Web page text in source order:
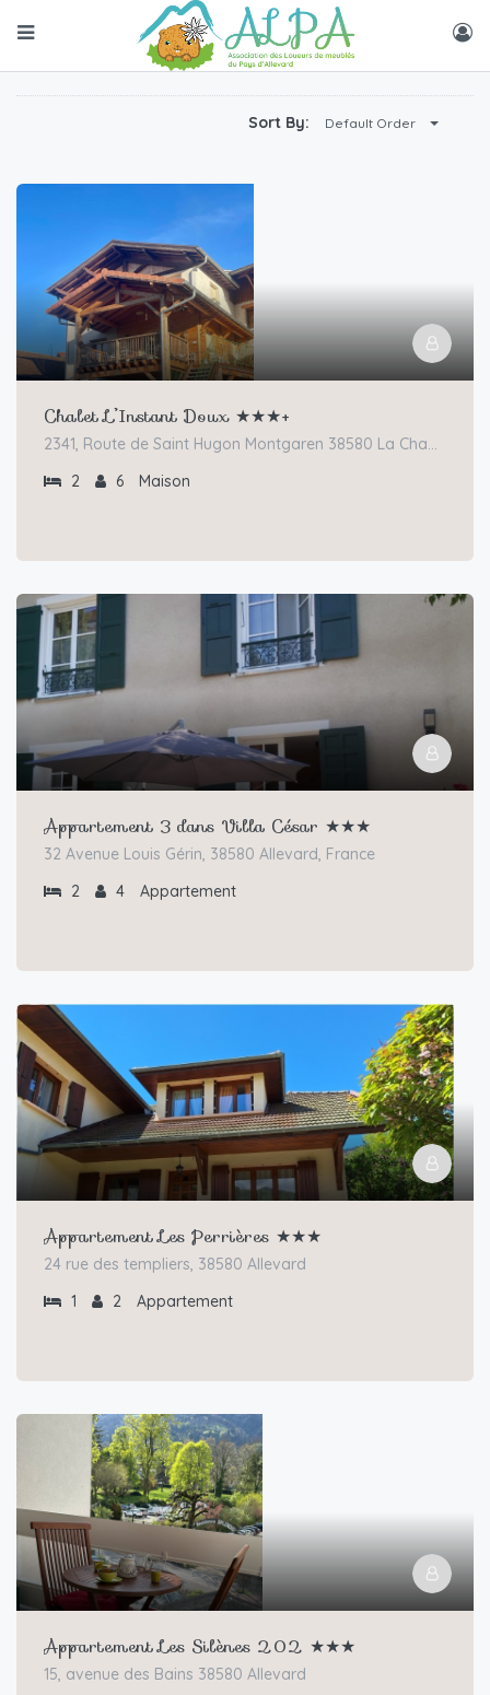
Sort By: Default Order
Chalet L’Instant Doux ★★★+
2341, Route de Saint Hugon Montgaren 38580 La Chapelle du Bard
2
6 Maison
Appartement 3 dans Villa César ★★★
32 Avenue Louis Gérin, 38580 Allevard, France
2
4 Appartement
Appartement Les Perrières ★★★
24 rue des templiers, 38580 Allevard
1
2 Appartement
Appartement Les Silènes 202 ★★★
15, avenue des Bains 38580 Allevard